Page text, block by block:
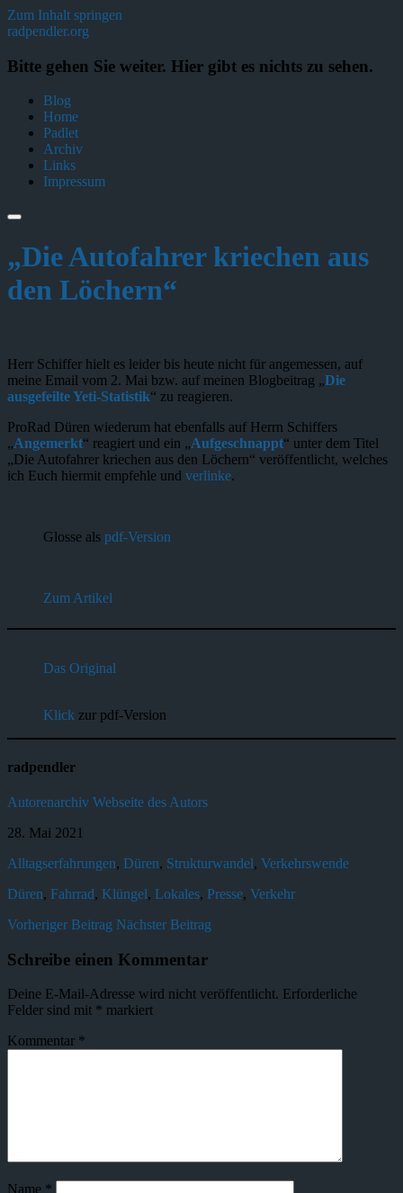
Zum Inhalt springen
radpendler.org
Bitte gehen Sie weiter. Hier gibt es nichts zu sehen.
Blog
Home
Padlet
Archiv
Links
Impressum
„Die Autofahrer kriechen aus
den Löchern“
Herr Schiffer hielt es leider bis heute nicht für angemessen, auf
meine Email vom 2. Mai bzw. auf meinen Blogbeitrag „Die
ausgefeilte Yeti-Statistik“ zu reagieren.
ProRad Düren wiederum hat ebenfalls auf Herrn Schiffers
„Angemerkt“ reagiert und ein „Aufgeschnappt“ unter dem Titel
„Die Autofahrer kriechen aus den Löchern“ veröffentlicht, welches
ich Euch hiermit empfehle und verlinke.
Glosse als pdf-Version
Zum Artikel
Das Original
Klick zur pdf-Version
radpendler
Autorenarchiv Webseite des Autors
28. Mai 2021
Alltagserfahrungen, Düren, Strukturwandel, Verkehrswende
Düren, Fahrrad, Klüngel, Lokales, Presse, Verkehr
Vorheriger Beitrag Nächster Beitrag
Schreibe einen Kommentar
Deine E-Mail-Adresse wird nicht veröffentlicht. Erforderliche
Felder sind mit * markiert
Kommentar *
Name *